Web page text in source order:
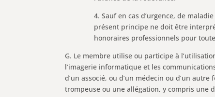
4. Sauf en cas d’urgence, de
présent principe ne doit être
honoraires professionnels pour
G. Le membre utilise ou participe à
l’imagerie informatique et les
d’un associé, ou d’un médecin ou d’un
trompeuse ou une allégation, y compris une